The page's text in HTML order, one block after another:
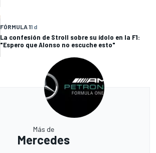
FÓRMULA 11 d
La confesión de Stroll sobre su ídolo en la F1:
"Espero que Alonso no escuche esto"
Más de
Mercedes